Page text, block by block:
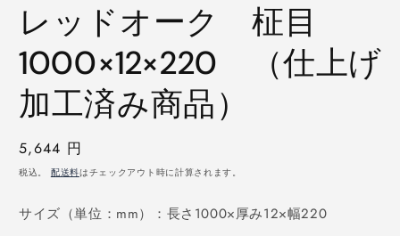
で
メ
ィ
ア
(1)
を
く
レッドオーク 柾目
1000×12×220 （仕上げ
加工済み商品）
通
常
格
5,644 円
税込。 配送料はチェックアウト時に計算されます。
サイズ（単位：mm）：長さ1000×厚み12×幅220